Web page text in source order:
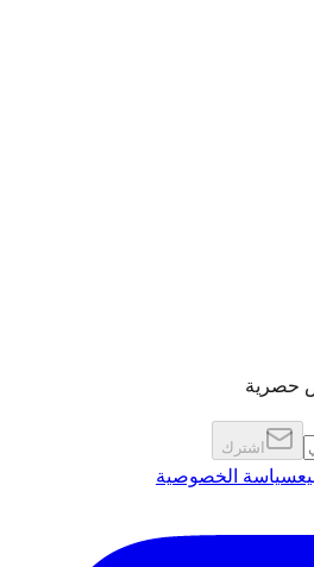
حصرية
اشترك
سياسة الخصوصية